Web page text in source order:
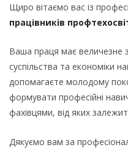
Щиро вітаємо вас із
працівників
Ваша праця має величезне
суспільства та економіки
допомагаєте молодому
формувати професійні
фахівцями, від яких
Дякуємо вам за